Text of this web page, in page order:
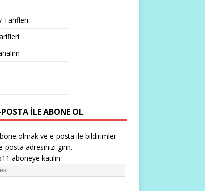
Tarifleri
ILE ABONE OL
olmak ve e-posta ile bildirimler
posta adresinizi girin.
aboneye katılın